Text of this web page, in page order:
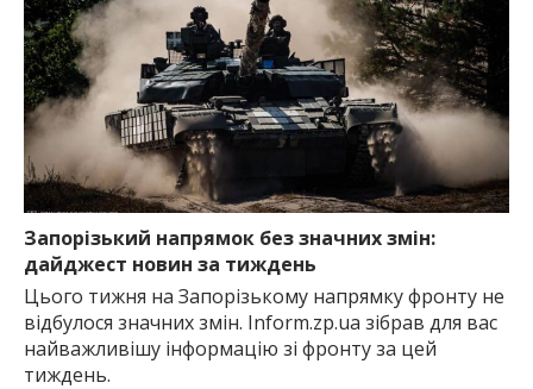
Запорізький напрямок без значних змін:
дайджест новин за тиждень
Цього тижня на Запорізькому напрямку фронту не
відбулося значних змін. Inform.zp.ua зібрав для вас
найважливішу інформацію зі фронту за цей
тиждень.